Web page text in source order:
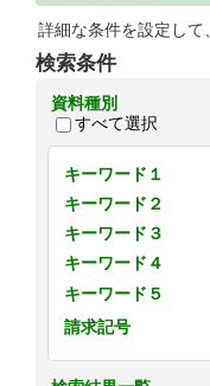
詳細な条件を設定して
検索条件
資料種別
すべて選択
キーワード１
キーワード２
キーワード３
キーワード４
キーワード５
請求記号